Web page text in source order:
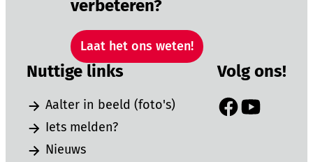
verbeteren?
Laat het ons weten!
Nuttige links
Aalter in beeld (foto's)
Iets melden?
Nieuws
Volg ons!
Facebook
YouTube